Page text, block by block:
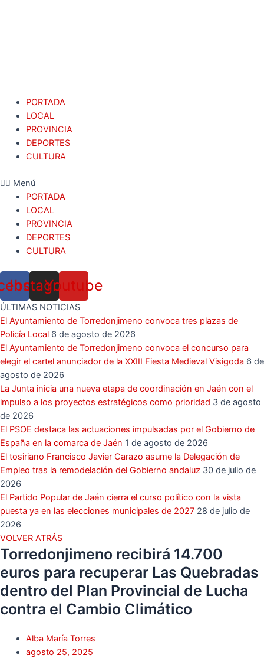
PORTADA
LOCAL
PROVINCIA
DEPORTES
CULTURA
Menú
PORTADA
LOCAL
PROVINCIA
DEPORTES
CULTURA
Instagram
Youtube
ÚLTIMAS NOTICIAS
El Ayuntamiento de Torredonjimeno convoca tres plazas de
Policía Local 6 de agosto de 2026
El Ayuntamiento de Torredonjimeno convoca el concurso para
elegir el cartel anunciador de la XXIII Fiesta Medieval Visigoda 6 de
agosto de 2026
La Junta inicia una nueva etapa de coordinación en Jaén con el
impulso a los proyectos estratégicos como prioridad 3 de agosto
de 2026
El PSOE destaca las actuaciones impulsadas por el Gobierno de
España en la comarca de Jaén 1 de agosto de 2026
El tosiriano Francisco Javier Carazo asume la Delegación de
Empleo tras la remodelación del Gobierno andaluz 30 de julio de
2026
El Partido Popular de Jaén cierra el curso político con la vista
puesta ya en las elecciones municipales de 2027 28 de julio de
2026
VOLVER ATRÁS
Torredonjimeno recibirá 14.700
euros para recuperar Las Quebradas
dentro del Plan Provincial de Lucha
contra el Cambio Climático
Alba María Torres
agosto 25, 2025